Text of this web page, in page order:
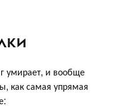
умирает, и вообще
как самая упрямая